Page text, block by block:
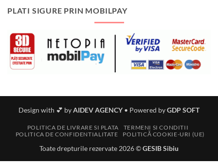
PLATI SIGURE PRIN MOBILPAY
Design with 💕 byAIDEV AGENCY • Powered byGDP SOFT
POLITICA DE LIVRARE SI PLATA
TERMENI SI CONDITII
POLITICA DE CONFIDENTIALITATE
POLITICĂ COOKIE-URI (UE)
Toate drepturile rezervate 2026 ©GESIB Sibiu